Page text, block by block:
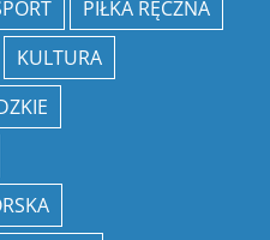
PIŁKA RĘCZNA
KULTURA